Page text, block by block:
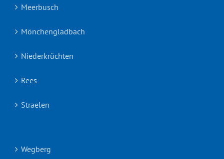
Meerbusch
Mönchengladbach
Niederkrüchten
Rees
Straelen
Wegberg